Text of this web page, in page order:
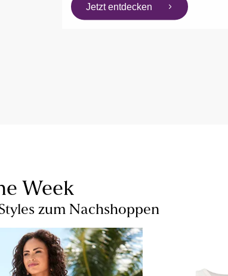
Jetzt entdecken
Week
zum Nachshoppen